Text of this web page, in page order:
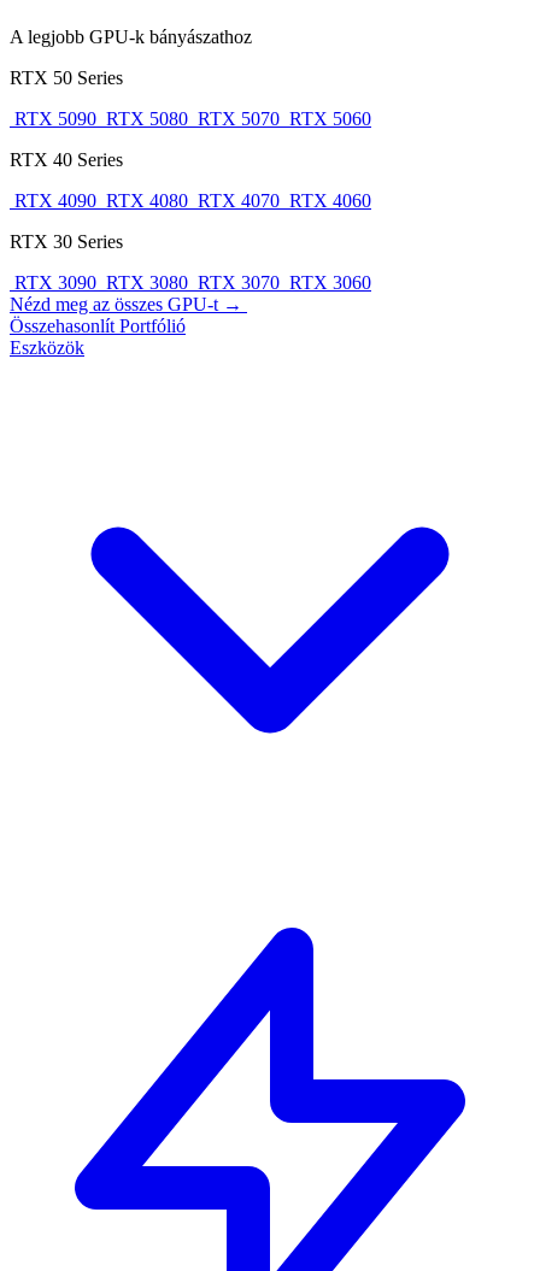
A legjobb GPU-k bányászathoz
RTX 50 Series
RTX 5090 RTX 5080 RTX 5070 RTX 5060
RTX 40 Series
RTX 4090 RTX 4080 RTX 4070 RTX 4060
RTX 30 Series
RTX 3090 RTX 3080 RTX 3070 RTX 3060
Nézd meg az összes GPU-t →
Összehasonlít Portfólió
Eszközök